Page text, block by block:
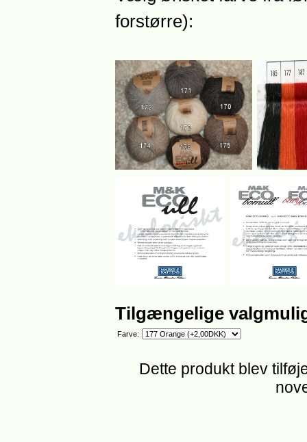
forstørre):
Tilgængelige
Farve:
Dette produkt blev